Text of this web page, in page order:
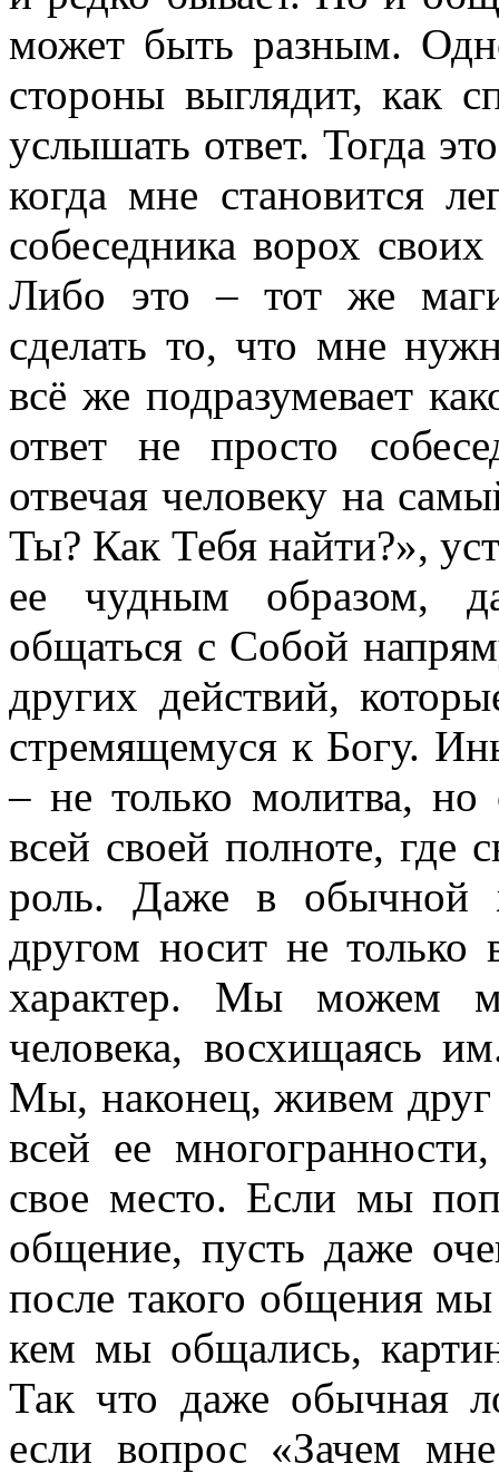
может быть разным.
стороны выглядит, как
услышать ответ. Тогда
когда мне становится
собеседника ворох
Либо это – тот же
сделать то, что мне
всё же подразумевает
ответ не просто
отвечая человеку на
Ты? Как Тебя найти?»,
ее чудным образом,
общаться с Собой
других действий,
стремящемуся к Богу.
– не только молитва,
всей своей полноте,
роль. Даже в обычной
другом носит не только
характер. Мы можем
человека, восхищаясь
Мы, наконец, живем друг
всей ее
свое место. Если мы
общение, пусть даже
после такого общения
кем мы общались,
Так что даже обычная
если вопрос «Зачем